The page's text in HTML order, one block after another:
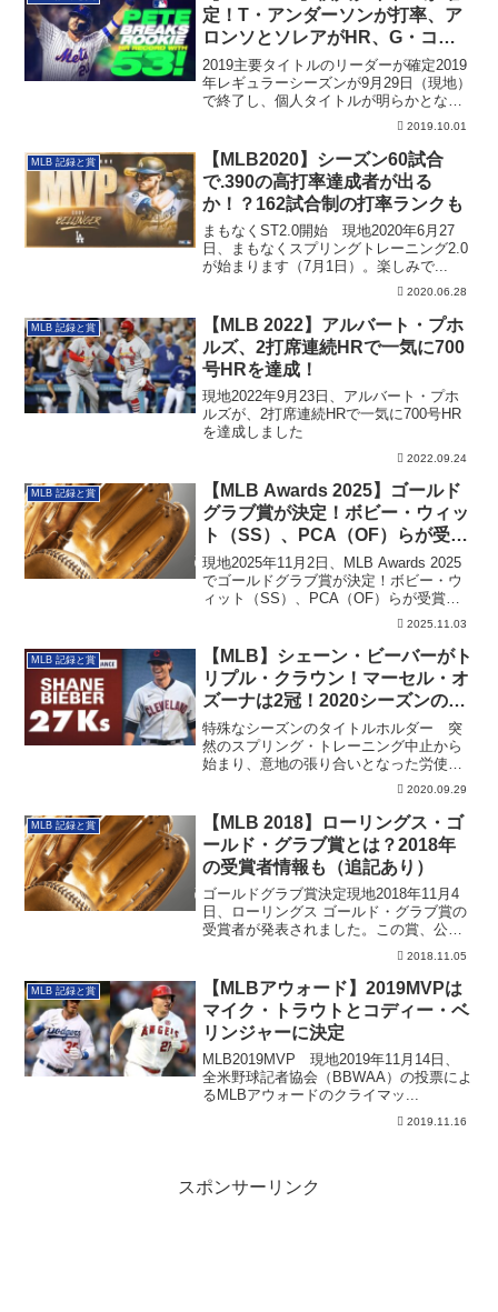
定！T・アンダーソンが打率、ア
ロンソとソレアがHR、G・コー
ルがERAと奪三振！
2019主要タイトルのリーダーが確定2019
年レギュラーシーズンが9月29日（現地）
で終了し、個人タイトルが明らかとな
2019.10.01
MLB 記録と賞
【MLB2020】シーズン60試合
で.390の高打率達成者が出る
か！？162試合制の打率ランクも
まもなくST2.0開始 現地2020年6月27
日、まもなくスプリングトレーニング2.0
が始まります（7月1日）。楽しみで...
2020.06.28
MLB 記録と賞
【MLB 2022】アルバート・プホ
ルズ、2打席連続HRで一気に700
号HRを達成！
現地2022年9月23日、アルバート・プホ
ルズが、2打席連続HRで一気に700号HR
を達成しました
2022.09.24
MLB 記録と賞
【MLB Awards 2025】ゴールド
グラブ賞が決定！ボビー・ウィッ
ト（SS）、PCA（OF）らが受賞
（追記あり）
現地2025年11月2日、MLB Awards 2025
でゴールドグラブ賞が決定！ボビー・ウ
ィット（SS）、PCA（OF）らが受賞し
2025.11.03
MLB 記録と賞
【MLB】シェーン・ビーバーがト
リプル・クラウン！マーセル・オ
ズーナは2冠！2020シーズンの個
人タイトル一覧
特殊なシーズンのタイトルホルダー 突
然のスプリング・トレーニング中止から
始まり、意地の張り合いとなった労使交
2020.09.29
MLB 記録と賞
【MLB 2018】ローリングス・ゴ
ールド・グラブ賞とは？2018年
の受賞者情報も（追記あり）
ゴールドグラブ賞決定現地2018年11月4
日、ローリングス ゴールド・グラブ賞の
受賞者が発表されました。この賞、公式
2018.11.05
MLB 記録と賞
【MLBアウォード】2019MVPは
マイク・トラウトとコディー・ベ
リンジャーに決定
MLB2019MVP 現地2019年11月14日、
全米野球記者協会（BBWAA）の投票によ
るMLBアウォードのクライマッ...
2019.11.16
スポンサーリンク